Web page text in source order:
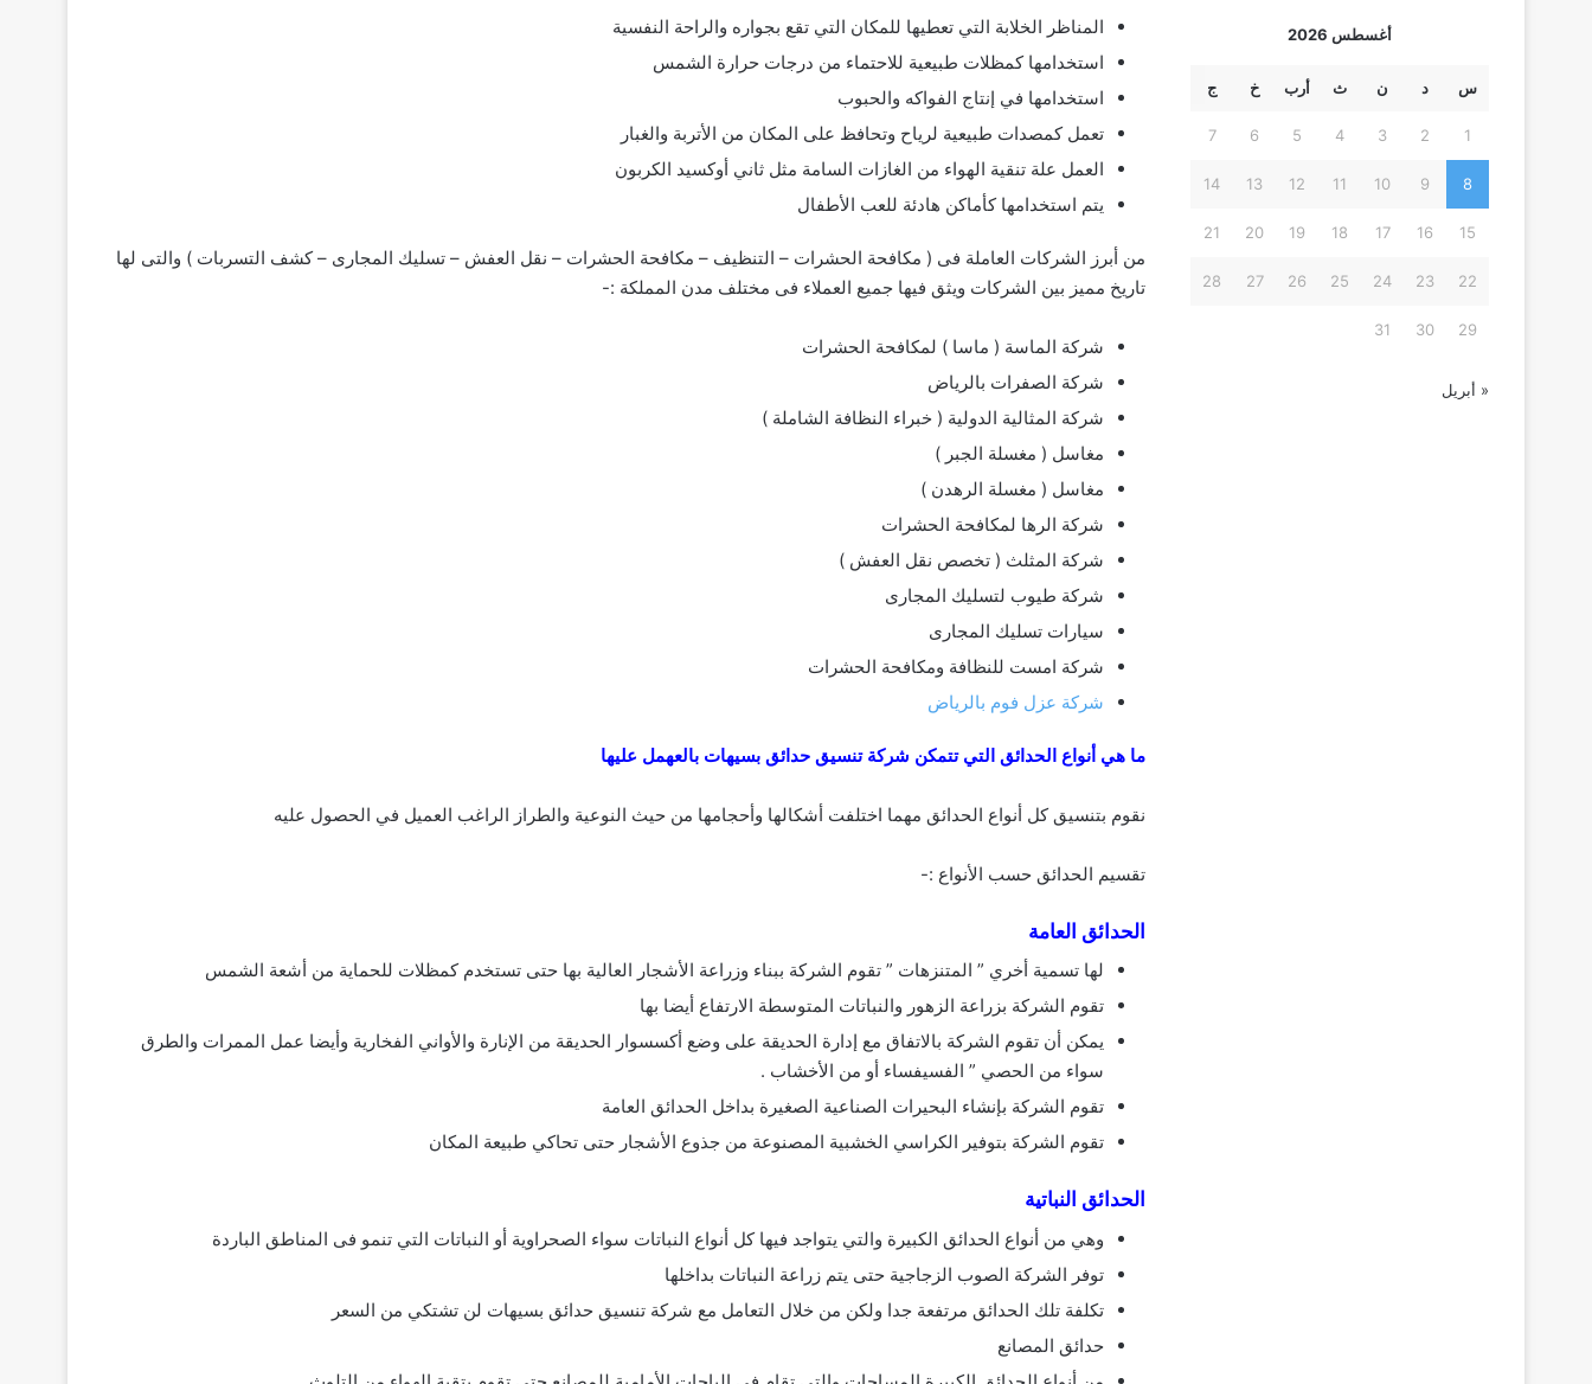
المناظر الخلابة التي تعطيها للمكان التي تقع بجواره والراحة النفسية
استخدامها كمظلات طبيعية للاحتماء من درجات حرارة الشمس
استخدامها في إنتاج الفواكه والحبوب
تعمل كمصدات طبيعية لرياح وتحافظ على المكان من الأتربة والغبار
العمل علة تنقية الهواء من الغازات السامة مثل ثاني أوكسيد الكربون
يتم استخدامها كأماكن هادئة للعب الأطفال
من أبرز الشركات العاملة فى ( مكافحة الحشرات – التنظيف – مكافحة الحشرات – نقل العفش – تسليك المجارى – كشف التسربات ) والتى لها
تاريخ مميز بين الشركات ويثق فيها جميع العملاء فى مختلف مدن المملكة :-
شركة الماسة ( ماسا ) لمكافحة الحشرات
شركة الصفرات بالرياض
شركة المثالية الدولية ( خبراء النظافة الشاملة )
مغاسل ( مغسلة الجبر )
مغاسل ( مغسلة الرهدن )
شركة الرها لمكافحة الحشرات
شركة المثلث ( تخصص نقل العفش )
شركة طيوب لتسليك المجارى
سيارات تسليك المجارى
شركة امست للنظافة ومكافحة الحشرات
شركة عزل فوم بالرياض
ما هي أنواع الحدائق التي تتمكن شركة تنسيق حدائق بسيهات بالعهمل عليها
نقوم بتنسيق كل أنواع الحدائق مهما اختلفت أشكالها وأحجامها من حيث النوعية والطراز الراغب العميل في الحصول عليه
تقسيم الحدائق حسب الأنواع :-
الحدائق العامة
لها تسمية أخري ” المتنزهات ” تقوم الشركة ببناء وزراعة الأشجار العالية بها حتى تستخدم كمظلات للحماية من أشعة الشمس
تقوم الشركة بزراعة الزهور والنباتات المتوسطة الارتفاع أيضا بها
يمكن أن تقوم الشركة بالاتفاق مع إدارة الحديقة على وضع أكسسوار الحديقة من الإنارة والأواني الفخارية وأيضا عمل الممرات والطرق
سواء من الحصي ” الفسيفساء أو من الأخشاب .
تقوم الشركة بإنشاء البحيرات الصناعية الصغيرة بداخل الحدائق العامة
تقوم الشركة بتوفير الكراسي الخشبية المصنوعة من جذوع الأشجار حتى تحاكي طبيعة المكان
الحدائق النباتية
وهي من أنواع الحدائق الكبيرة والتي يتواجد فيها كل أنواع النباتات سواء الصحراوية أو النباتات التي تنمو فى المناطق الباردة
توفر الشركة الصوب الزجاجية حتى يتم زراعة النباتات بداخلها
تكلفة تلك الحدائق مرتفعة جدا ولكن من خلال التعامل مع شركة تنسيق حدائق بسيهات لن تشتكي من السعر
حدائق المصانع
أغسطس 2026
س د ن ث أرب خ ج
1
2
3
4
5
6
7
8
9
10
11
12
13
14
15
16
17
18
19
20
21
22
23
24
25
26
27
28
29
30
31
« أبريل